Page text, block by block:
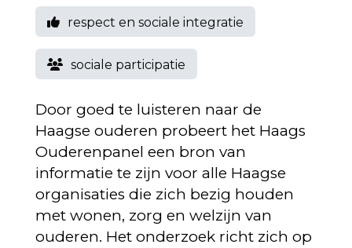
respect en sociale integratie
sociale participatie
Door goed te luisteren naar de
Haagse ouderen probeert het Haags
Ouderenpanel een bron van
informatie te zijn voor alle Haagse
organisaties die zich bezig houden
met wonen, zorg en welzijn van
ouderen. Het onderzoek richt zich op